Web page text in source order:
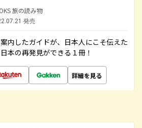
旅の読み物
発売
内したガイドが、日本人にこそ伝えた
本の再発見ができる１冊！
詳細を見る